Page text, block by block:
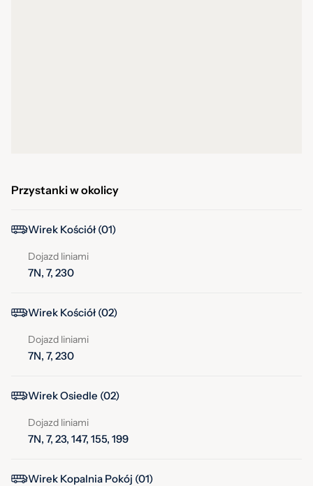
Przystanki w okolicy
Wirek Kościół (01)
Dojazd liniami
7N, 7, 230
Wirek Kościół (02)
Dojazd liniami
7N, 7, 230
Wirek Osiedle (02)
Dojazd liniami
7N, 7, 23, 147, 155, 199
Wirek Kopalnia Pokój (01)